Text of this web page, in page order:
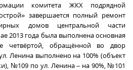
комитета ЖКХ подрядной
завершается полный ремонт
домов центральной части
2013 года была выполнена основная
четвёртой, обращённой во двор
Ленина выполнено на 100% (объект
№109 по ул. Ленина – на 90%, №101